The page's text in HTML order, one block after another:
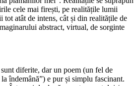
cele mai firești, pe realitățile lumii
tot atât de intens, cât și din realitățile de
abstract, virtual, de sorginte
diferite, dar un poem (un fel de
îndemână”) e pur și simplu fascinant.